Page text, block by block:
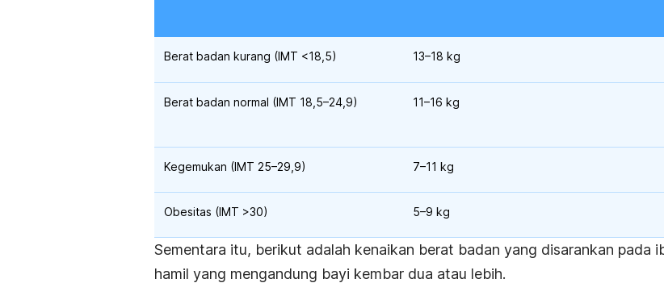
Berat badan kurang (IMT <18,5) 13–18 kg
Berat badan normal (IMT 18,5–24,9) 11–16 kg
Kegemukan (IMT 25–29,9) 7–11 kg
Obesitas (IMT >30) 5–9 kg
Sementara itu, berikut adalah kenaikan berat badan yang disarankan pada
hamil yang mengandung bayi kembar dua atau lebih.